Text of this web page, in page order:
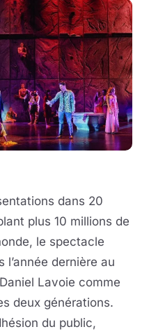
dans 20
plus 10 millions de
le spectacle
l’année dernière au
Lavoie comme
deux générations.
du public,